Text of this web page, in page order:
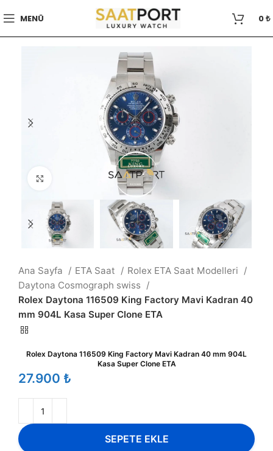
MENÜ 0₺
Büyütmek için tıklayın
Ana Sayfa ETA Saat
Rolex ETA Saat Modelleri
Daytona Cosmograph swiss
Rolex Daytona 116509 King Factory Mavi Kadran 40
mm 904L Kasa Super Clone ETA
Rolex Daytona 116509 King Factory Mavi Kadran 40 mm 904L
Kasa Super Clone ETA
₺
SEPETE EKLE